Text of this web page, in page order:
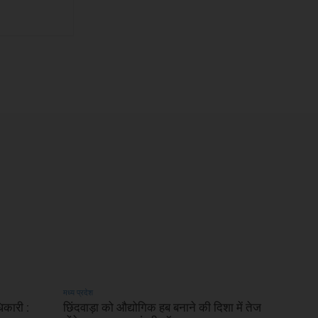
:
मध्य प्रदेश
छिंदवाड़ा को औद्योगिक हब बनाने की दिशा में तेज